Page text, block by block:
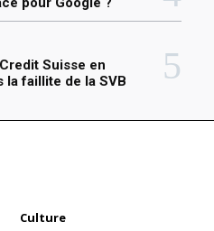
Suisse en
la faillite de la SVB
Culture